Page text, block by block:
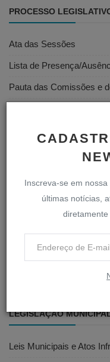
Inscreva-se em
últimas notícias,
PROCESSO
Ata das Sessões
Lista de Presença/
Pauta das Comissões e
Vídeos das Sessões
SERVIDOR
Portal do Servidor
LEGISLAÇÃO
Leis Municipais e Atos